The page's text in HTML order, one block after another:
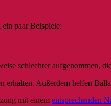
paar Beispiele:
schlechter aufgenommen,
Außerdem helfen
mit einem entsprechenden